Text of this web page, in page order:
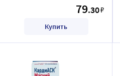
79.30₽
Купить